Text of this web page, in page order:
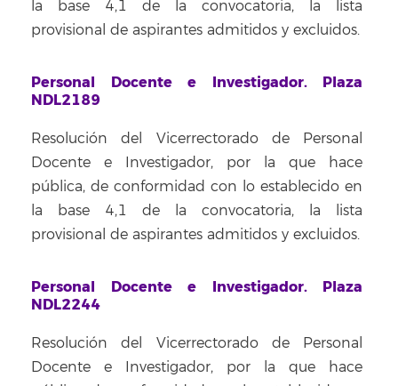
la base 4,1 de la convocatoria, la lista
provisional de aspirantes admitidos y excluidos.
Personal Docente e Investigador. Plaza
NDL2189
Resolución del Vicerrectorado de Personal
Docente e Investigador, por la que hace
pública, de conformidad con lo establecido en
la base 4,1 de la convocatoria, la lista
provisional de aspirantes admitidos y excluidos.
Personal Docente e Investigador. Plaza
NDL2244
Resolución del Vicerrectorado de Personal
Docente e Investigador, por la que hace